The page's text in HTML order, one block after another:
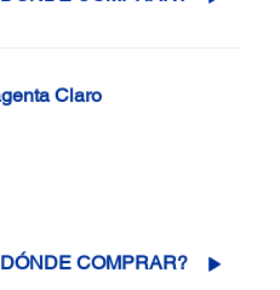
Claro
COMPRAR?